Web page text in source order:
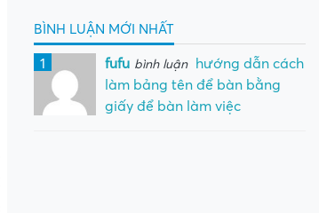
BÌNH LUẬN MỚI NHẤT
1 fufu bình luận
hướng dẫn cách
làm bảng tên để bàn bằng
giấy để bàn làm việc